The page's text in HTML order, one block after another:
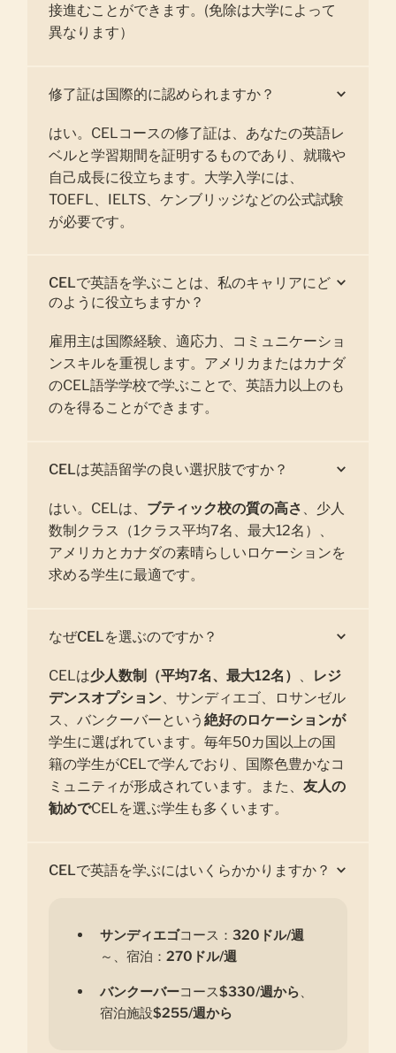
接進むことができます。(免除は大学によって
異なります）
修了証は国際的に認められますか？
はい。CELコースの修了証は、あなたの英語レ
ベルと学習期間を証明するものであり、就職や
自己成長に役立ちます。大学入学には、
TOEFL、IELTS、ケンブリッジなどの公式試験
が必要です。
CELで英語を学ぶことは、私のキャリアにど
のように役立ちますか？
雇用主は国際経験、適応力、コミュニケーショ
ンスキルを重視します。アメリカまたはカナダ
のCEL語学学校で学ぶことで、英語力以上のも
のを得ることができます。
CELは英語留学の良い選択肢ですか？
はい。CELは、 ブティック校の質の高さ 、少人
数制クラス（1クラス平均7名、最大12名）、
アメリカとカナダの素晴らしいロケーションを
求める学生に最適です。
なぜCELを選ぶのですか？
CELは少人数制（平均7名、最大12名） 、 レジ
デンスオプション、サンディエゴ、ロサンゼル
ス、バンクーバーという絶好のロケーションが
学生に選ばれています。毎年50カ国以上の国
籍の学生がCELで学んでおり、国際色豊かなコ
ミュニティが形成されています。また、友人の
勧めでCELを選ぶ学生も多くいます。
CELで英語を学ぶにはいくらかかりますか？
サンディエゴコース：320ドル/週
～、宿泊：270ドル/週
バンクーバーコース$330/週から
宿泊施設$255/週から